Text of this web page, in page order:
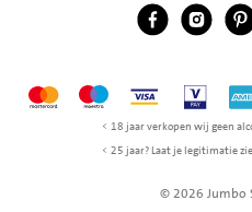
Volg ons
JumboJumbo
MastercardMaestroVisa Vpay
< 18 jaar verkopen wij geen
< 25 jaar? Laat je legitimatie
© 2026 Jumbo